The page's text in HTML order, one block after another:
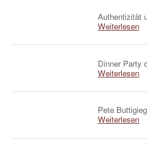
Authentizität
Weiterlesen
Dinner Party
Weiterlesen
Pete
Weiterlesen